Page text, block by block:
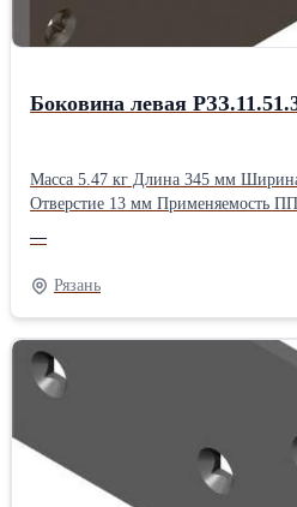
Боковина левая
Масса 5.47 кг Длина 345 мм
Отверстие 13 мм Применяемость
—
Рязань